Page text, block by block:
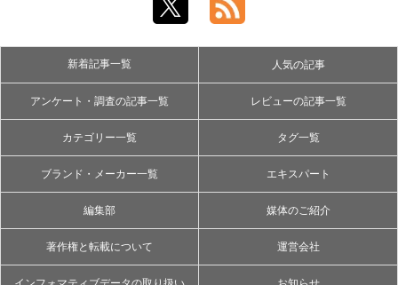
新着記事一覧 人気の記事
アンケート・調査の記事一覧 レビューの記事一覧
カテゴリー一覧 タグ一覧
ブランド・メーカー一覧 エキスパート
編集部 媒体のご紹介
著作権と転載について 運営会社